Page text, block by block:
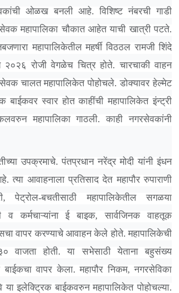
ओळख बनली आहे. विशिष्ट नंबरची गाडी
महापालिका चौकात आहेत याची खात्री पटते.
महापालिकेतील महर्षी विठठल रामजी शिंदे
२०२६ रोजी वेगळेच चित्र होते. चारचाकी वाहन
चालत महापालिकेत पोहोचले. डोक्यावर हेल्मेट
स्वार होत काहींची महापालिकेत इंन्ट्री
महापालिका गाठली. काही नगरसेवकांनी
उपक्रमाचे. पंतप्रधान नरेंद्र मोदी यांनी इंधन
आवाहनाला प्रतिसाद देत महापौर रुपाराणी
पेट्रोल-बचतीसाठी महापालिकेतील सगळया
व कर्मचाऱ्यांना ई बाइक, सार्वजिनक वाहतूक
वापर करण्याचे आवाहन केले होते. महापालिकेची
वाजता होती. या सभेसाठी येताना बहुसंख्य
वापर केला. महापौर निकम, नगरसेविका
या इलेक्ट्रिक बाईकवरुन महापालिकेत पोहोचल्या.